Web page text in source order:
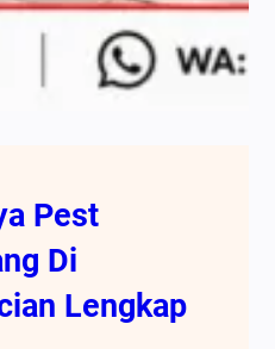
Pest
Di
Lengkap